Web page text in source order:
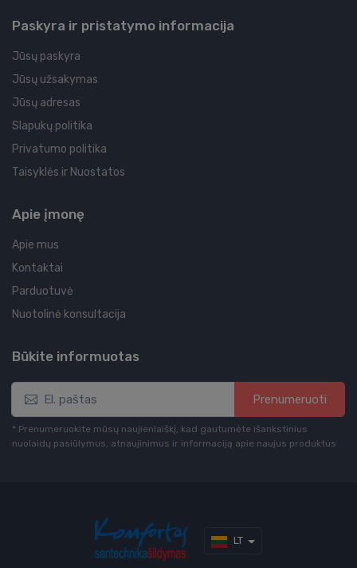
Paskyra ir pristatymo informacija
Jūsų paskyra
Jūsų užsakymas
Jūsų adresas
Slapukų politika
Privatumo politika
Taisyklės ir Nuostatos
Apie įmonę
Apie mus
Kontaktai
Parduotuvė
Nuotolinė konsultacija
Būkite informuotas
Prenumeruoti
* Prenumeruokite mūsų naujienlaiškį, kad gautumėte išankstinius
nuolaidų pasiūlymus, atnaujinimus ir informaciją apie naujus produktus
LT